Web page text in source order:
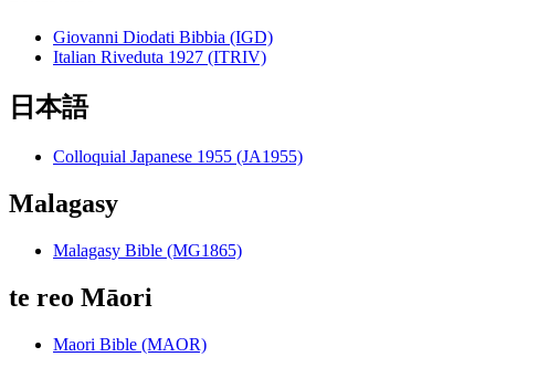
Giovanni Diodati Bibbia (IGD)
Italian Riveduta 1927 (ITRIV)
日本語
Colloquial Japanese 1955 (JA1955)
Malagasy
Malagasy Bible (MG1865)
te reo Māori
Maori Bible (MAOR)